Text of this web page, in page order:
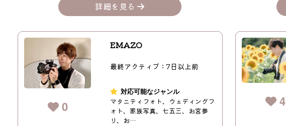
詳細を見る
0
EMAZO
最終アクティブ：7日以上前
対応可能なジャンル
マタニティフォト、ウェディングフ
ォト、家族写真、七五三、お宮参
り、お…
4